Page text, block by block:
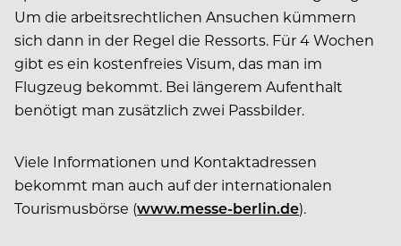
Um die arbeitsrechtlichen Ansuchen kümmern
sich dann in der Regel die Ressorts. Für 4 Wochen
gibt es ein kostenfreies Visum, das man im
Flugzeug bekommt. Bei längerem Aufenthalt
benötigt man zusätzlich zwei Passbilder.
Viele Informationen und Kontaktadressen
bekommt man auch auf der internationalen
Tourismusbörse (www.messe-berlin.de).